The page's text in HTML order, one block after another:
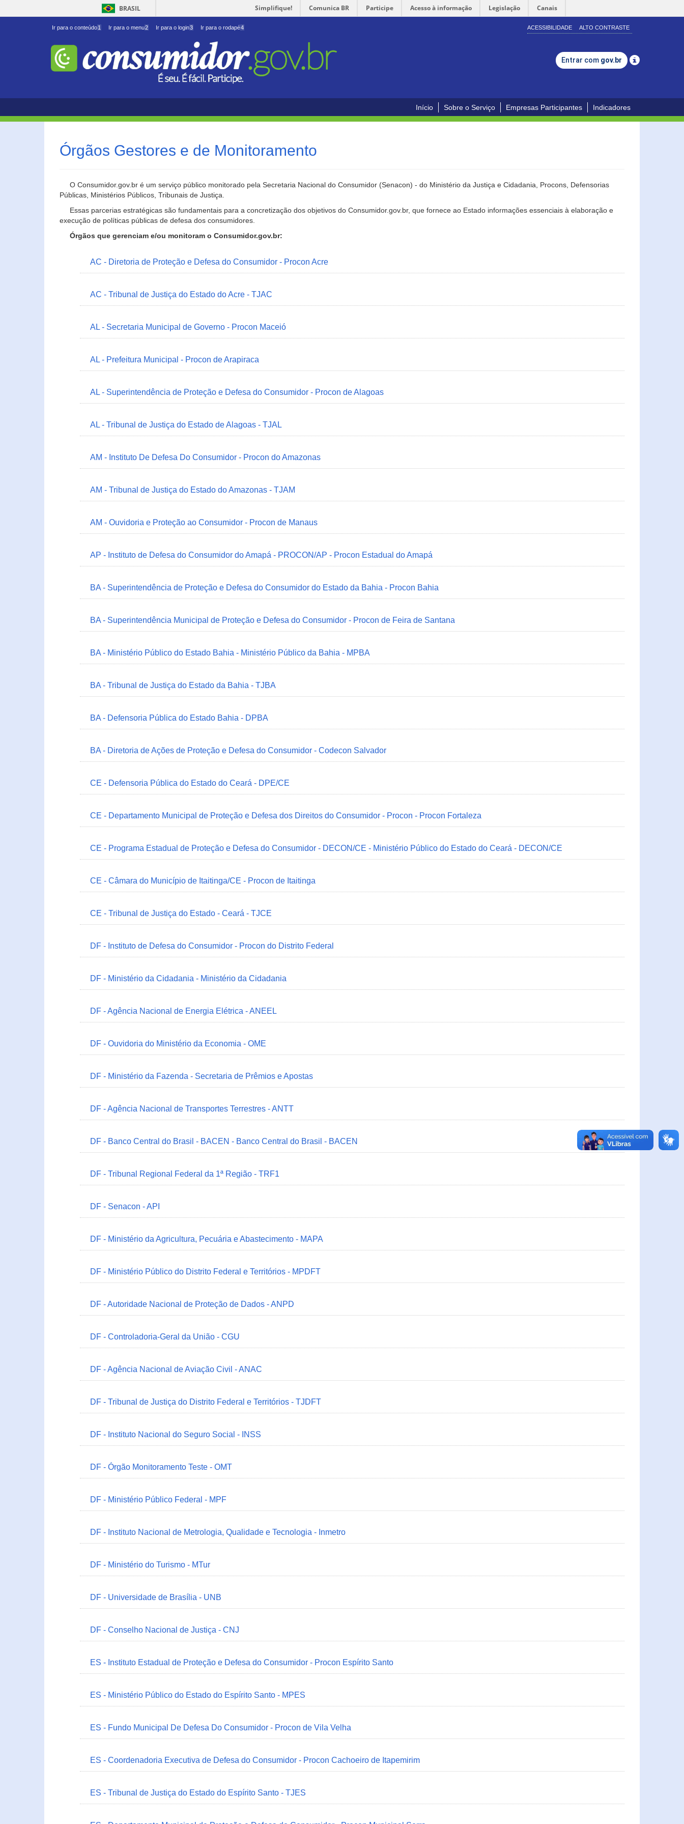
BRASIL Simplifique! Comunica BR Participe Acesso à informação Legislação Canais
Ir para o conteúdo1 Ir para o menu2 Ir para o login3 Ir para o rodapé4 ACESSIBILIDADE ALTO CONTRASTE
Entrar com gov.br
Início Sobre o Serviço Empresas Participantes Indicadores
Órgãos Gestores e de Monitoramento
O Consumidor.gov.br é um serviço público monitorado pela Secretaria Nacional do Consumidor (Senacon) - do Ministério da Justiça e Cidadania, Procons, Defensorias
Públicas, Ministérios Públicos, Tribunais de Justiça.
Essas parcerias estratégicas são fundamentais para a concretização dos objetivos do Consumidor.gov.br, que fornece ao Estado informações essenciais à elaboração e
execução de políticas públicas de defesa dos consumidores.
Órgãos que gerenciam e/ou monitoram o Consumidor.gov.br:
AC - Diretoria de Proteção e Defesa do Consumidor - Procon Acre
AC - Tribunal de Justiça do Estado do Acre - TJAC
AL - Secretaria Municipal de Governo - Procon Maceió
AL - Prefeitura Municipal - Procon de Arapiraca
AL - Superintendência de Proteção e Defesa do Consumidor - Procon de Alagoas
AL - Tribunal de Justiça do Estado de Alagoas - TJAL
AM - Instituto De Defesa Do Consumidor - Procon do Amazonas
AM - Tribunal de Justiça do Estado do Amazonas - TJAM
AM - Ouvidoria e Proteção ao Consumidor - Procon de Manaus
AP - Instituto de Defesa do Consumidor do Amapá - PROCON/AP - Procon Estadual do Amapá
BA - Superintendência de Proteção e Defesa do Consumidor do Estado da Bahia - Procon Bahia
BA - Superintendência Municipal de Proteção e Defesa do Consumidor - Procon de Feira de Santana
BA - Ministério Público do Estado Bahia - Ministério Público da Bahia - MPBA
BA - Tribunal de Justiça do Estado da Bahia - TJBA
BA - Defensoria Pública do Estado Bahia - DPBA
BA - Diretoria de Ações de Proteção e Defesa do Consumidor - Codecon Salvador
CE - Defensoria Pública do Estado do Ceará - DPE/CE
CE - Departamento Municipal de Proteção e Defesa dos Direitos do Consumidor - Procon - Procon Fortaleza
CE - Programa Estadual de Proteção e Defesa do Consumidor - DECON/CE - Ministério Público do Estado do Ceará - DECON/CE
CE - Câmara do Município de Itaitinga/CE - Procon de Itaitinga
CE - Tribunal de Justiça do Estado - Ceará - TJCE
DF - Instituto de Defesa do Consumidor - Procon do Distrito Federal
DF - Ministério da Cidadania - Ministério da Cidadania
DF - Agência Nacional de Energia Elétrica - ANEEL
DF - Ouvidoria do Ministério da Economia - OME
DF - Ministério da Fazenda - Secretaria de Prêmios e Apostas
DF - Agência Nacional de Transportes Terrestres - ANTT
DF - Banco Central do Brasil - BACEN - Banco Central do Brasil - BACEN
DF - Tribunal Regional Federal da 1ª Região - TRF1
DF - Senacon - API
DF - Ministério da Agricultura, Pecuária e Abastecimento - MAPA
DF - Ministério Público do Distrito Federal e Territórios - MPDFT
DF - Autoridade Nacional de Proteção de Dados - ANPD
DF - Controladoria-Geral da União - CGU
DF - Agência Nacional de Aviação Civil - ANAC
DF - Tribunal de Justiça do Distrito Federal e Territórios - TJDFT
DF - Instituto Nacional do Seguro Social - INSS
DF - Órgão Monitoramento Teste - OMT
DF - Ministério Público Federal - MPF
DF - Instituto Nacional de Metrologia, Qualidade e Tecnologia - Inmetro
DF - Ministério do Turismo - MTur
DF - Universidade de Brasília - UNB
DF - Conselho Nacional de Justiça - CNJ
ES - Instituto Estadual de Proteção e Defesa do Consumidor - Procon Espírito Santo
ES - Ministério Público do Estado do Espírito Santo - MPES
ES - Fundo Municipal De Defesa Do Consumidor - Procon de Vila Velha
ES - Coordenadoria Executiva de Defesa do Consumidor - Procon Cachoeiro de Itapemirim
ES - Tribunal de Justiça do Estado do Espírito Santo - TJES